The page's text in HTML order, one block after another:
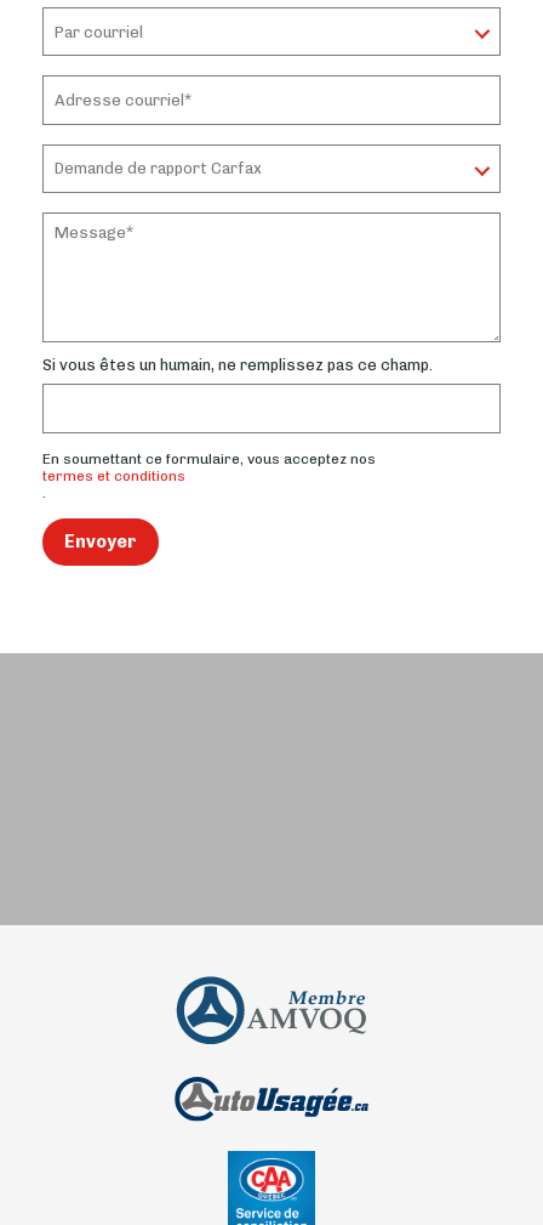
Si vous êtes un humain, ne remplissez pas ce champ.
En soumettant ce formulaire, vous acceptez nos
termes et conditions
Envoyer